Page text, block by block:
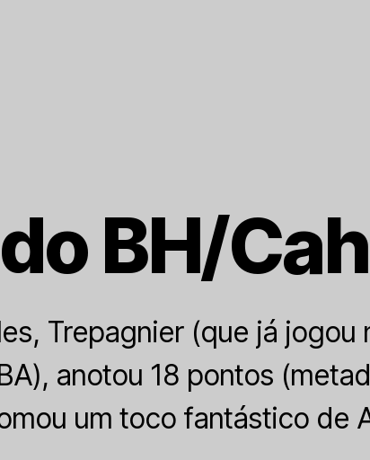
BH/
Trepagnier (que já jogou
anotou 18 pontos
um toco fantástico de